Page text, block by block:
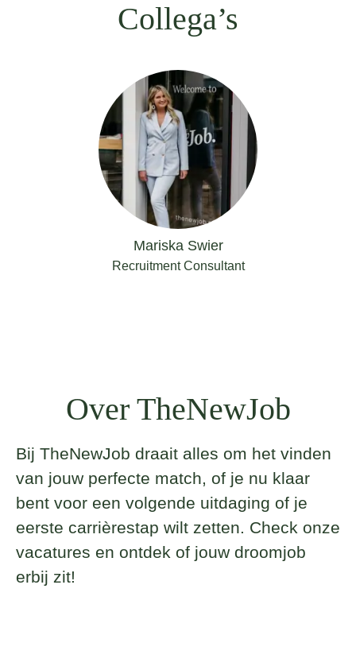
Collega’s
Mariska Swier
Recruitment Consultant
Over TheNewJob
Bij TheNewJob draait alles om het vinden
van jouw perfecte match, of je nu klaar
bent voor een volgende uitdaging of je
eerste carrièrestap wilt zetten. Check onze
vacatures en ontdek of jouw droomjob
erbij zit!